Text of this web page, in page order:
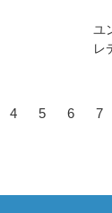
ユ
レ
4 5 6 7